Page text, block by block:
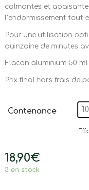
calmantes et
l’endormissement tout
Pour une utilisation
quinzaine de minutes
Flacon aluminium 50 ml
Prix final hors frais de
Contenance
18,90€
3 en stock